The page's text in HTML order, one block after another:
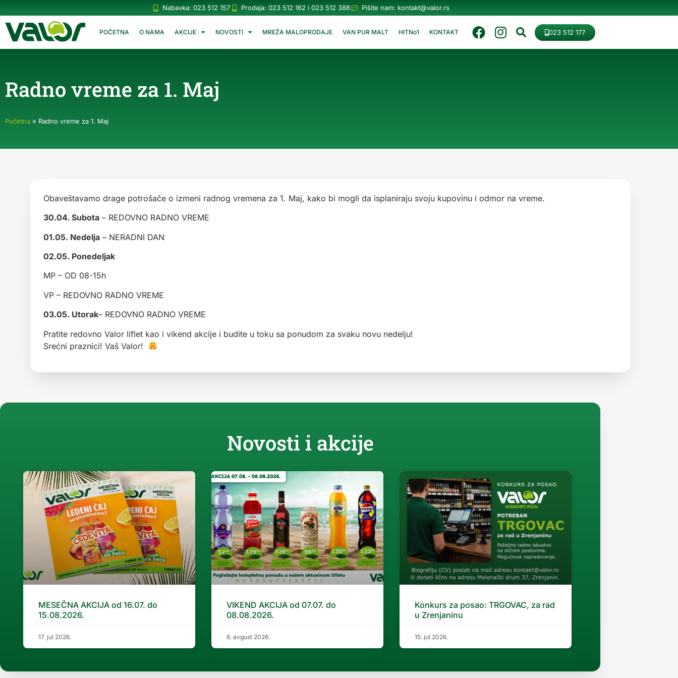
Nabavka: 023 512 157 Prodaja: 023 512 162 i 023 512 388 Pišite nam: kontakt@valor.rs
POČETNA O NAMA AKCIJE NOVOSTI MREŽA MALOPRODAJE VAN PUR MALT HITNo1 KONTAKT 023 512 177
Radno vreme za 1. Maj
Početna » Radno vreme za 1. Maj
Obaveštavamo drage potrošače o izmeni radnog vremena za 1. Maj, kako bi mogli da isplaniraju svoju kupovinu i odmor na vreme.
30.04. Subota – REDOVNO RADNO VREME
01.05. Nedelja – NERADNI DAN
02.05. Ponedeljak
MP – OD 08-15h
VP – REDOVNO RADNO VREME
03.05. Utorak– REDOVNO RADNO VREME
Pratite redovno Valor liflet kao i vikend akcije i budite u toku sa ponudom za svaku novu nedelju!
Srećni praznici! Vaš Valor!
Novosti i akcije
MESEČNA AKCIJA od 16.07. do
15.08.2026.
17. jul 2026.
VIKEND AKCIJA od 07.07. do
08.08.2026.
6. avgust 2026.
Konkurs za posao: TRGOVAC, za rad
u Zrenjaninu
15. jul 2026.